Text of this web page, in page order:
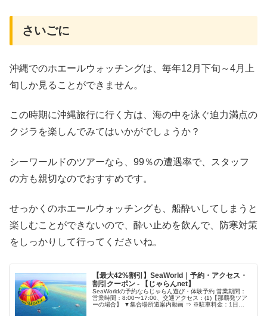
さいごに
沖縄でのホエールウォッチングは、毎年12月下旬～4月上
旬しか見ることができません。
この時期に沖縄旅行に行く方は、海の中を泳ぐ迫力満点の
クジラを楽しんでみてはいかがでしょうか？
シーワールドのツアーなら、99％の遭遇率で、スタッフ
の方も親切なのでおすすめです。
せっかくのホエールウォッチングも、船酔いしてしまうと
楽しむことができないので、酔い止めを飲んで、防寒対策
をしっかりして行ってくださいね。
【最大42%割引】SeaWorld｜予約・アクセス・
割引クーポン - 【じゃらんnet】
SeaWorldの予約ならじゃらん遊び・体験予約 営業期間：
営業時間：8:00〜17:00、交通アクセス：(1)【那覇発ツア
ーの場合】 ▼集合場所道案内動画 ⇒ ※駐車料金：1日